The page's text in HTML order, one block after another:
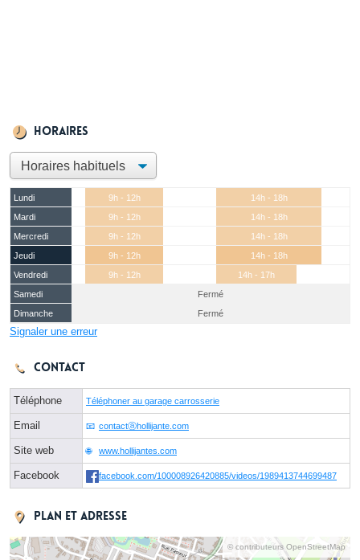
Horaires
Lundi 9h - 12h
14h - 18h
Mardi
9h - 12h
14h - 18h
Mercredi
9h - 12h
14h - 18h
Jeudi
9h - 12h
14h - 18h
Vendredi
9h - 12h
14h - 17h
Samedi
Fermé
Dimanche
Fermé
Signaler une erreur
Contact
Téléphone Téléphoner au garage carrosserie
Email contactⓐhollijante.com
Site web www.hollijantes.com
Facebook facebook.com/100008926420885/videos/1989413744699487
Plan et adresse
© contributeurs OpenStreetMap